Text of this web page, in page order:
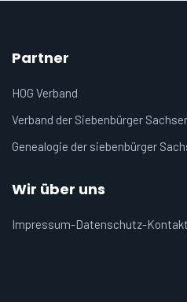
Partner
HOG Verband
Verband der Siebenbürger
Genealogie der siebenbürger
Wir über uns
Impressum-Datenschutz-Kontakt